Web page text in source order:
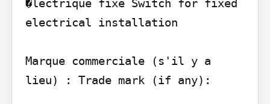
�lectrique fixe Switch for fixed
electrical installation
Marque commerciale (s'il y a
lieu) : Trade mark (if any):